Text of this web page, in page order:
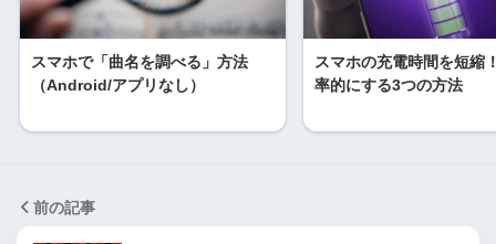
スマホで「曲名を調べる」方法
（Android/アプリなし）
スマホの充電時間を短縮
率的にする3つの方法
前の記事